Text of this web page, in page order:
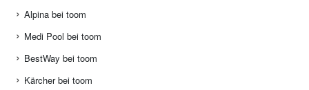
Alpina bei toom
Medi Pool bei toom
BestWay bei toom
Kärcher bei toom